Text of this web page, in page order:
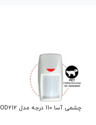
چشمی آسا 110 درجه مدل SOD212